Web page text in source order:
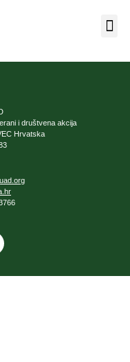
i društvena akcija
Hrvatska